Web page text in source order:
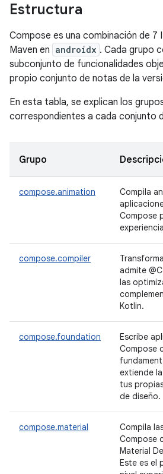
Estructura
Compose es una combinación de 7
Maven en androidx . Cada grupo
subconjunto de funcionalidades
propio conjunto de notas de la
En esta tabla, se explican los
correspondientes a cada conjunto
Grupo
compose.animation
Compila
Compose
compose.compiler
admite
las
Kotlin.
compose.foundation
Escribe
Compose
extiende
tus
de diseño.
compose.material
Compila
Compose
Material
Este es el